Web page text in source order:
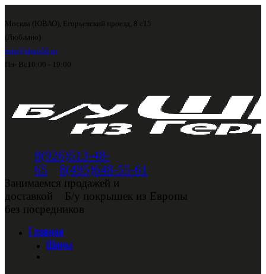
Москва (ЮВАО), Егорьевский проезд, 8 с15
(Люблино)
info@shini56.ru
Пн- Вс 10:00 - 19:00
8(926)513-48-
65
8(495)648-55-61
Занимаемся продажей и
доставкой
Б/у покрышек из Европы
без посредников
Главная
Шины